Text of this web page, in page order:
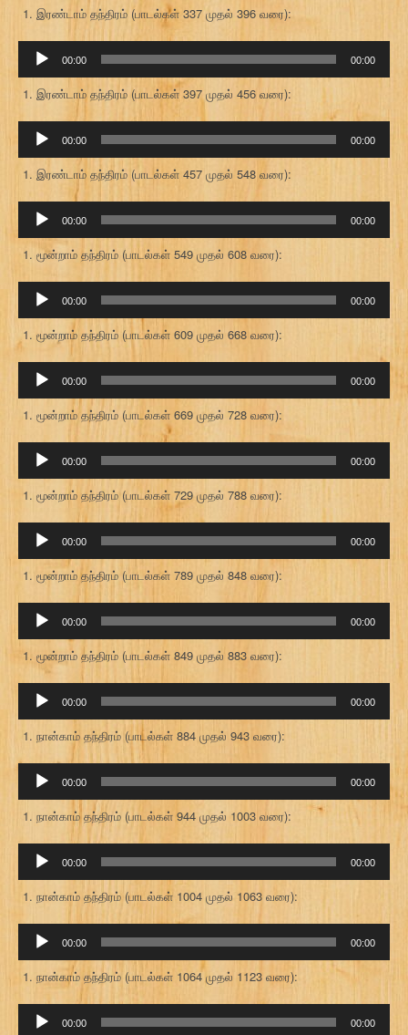
இரண்டாம் தந்திரம் (பாடல்கள் 337 முதல் 396 வரை):
கருவி
00:00 00:00
இரண்டாம் தந்திரம் (பாடல்கள் 397 முதல் 456 வரை):
கருவி
00:00 00:00
இரண்டாம் தந்திரம் (பாடல்கள் 457 முதல் 548 வரை):
கருவி
00:00 00:00
மூன்றாம் தந்திரம் (பாடல்கள் 549 முதல் 608 வரை):
கருவி
00:00 00:00
மூன்றாம் தந்திரம் (பாடல்கள் 609 முதல் 668 வரை):
கருவி
00:00 00:00
மூன்றாம் தந்திரம் (பாடல்கள் 669 முதல் 728 வரை):
கருவி
00:00 00:00
மூன்றாம் தந்திரம் (பாடல்கள் 729 முதல் 788 வரை):
கருவி
00:00 00:00
மூன்றாம் தந்திரம் (பாடல்கள் 789 முதல் 848 வரை):
கருவி
00:00 00:00
மூன்றாம் தந்திரம் (பாடல்கள் 849 முதல் 883 வரை):
கருவி
00:00 00:00
நான்காம் தந்திரம் (பாடல்கள் 884 முதல் 943 வரை):
ஒலி
கருவி
00:00 00:00
நான்காம் தந்திரம் (பாடல்கள் 944 முதல் 1003 வரை):
கருவி
00:00 00:00
நான்காம் தந்திரம் (பாடல்கள் 1004 முதல் 1063 வரை):
கருவி
00:00 00:00
நான்காம் தந்திரம் (பாடல்கள் 1064 முதல் 1123 வரை):
கருவி
00:00 00:00